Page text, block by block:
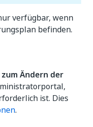
verfügbar, wenn
befinden.
zum Ändern der
ist. Dies
.